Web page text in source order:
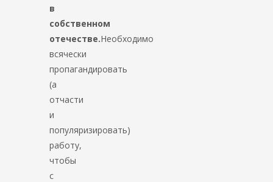
в
собственном
отечестве.Необходимо
всячески
пропагандировать
(а
отчасти
и
популяризировать)
работу,
чтобы
с